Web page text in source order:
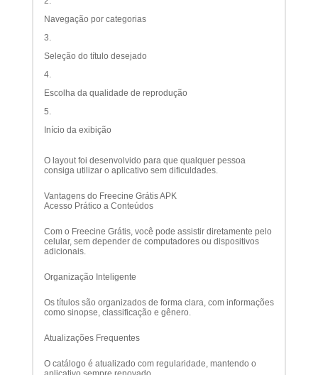
Navegação por categorias
Seleção do título desejado
Escolha da qualidade de reprodução
Início da exibição
O layout foi desenvolvido para que qualquer pessoa
consiga utilizar o aplicativo sem dificuldades.
Vantagens do Freecine Grátis APK
Acesso Prático a Conteúdos
Com o Freecine Grátis, você pode assistir diretamente pelo
celular, sem depender de computadores ou dispositivos
adicionais.
Organização Inteligente
Os títulos são organizados de forma clara, com informações
como sinopse, classificação e gênero.
Atualizações Frequentes
O catálogo é atualizado com regularidade, mantendo o